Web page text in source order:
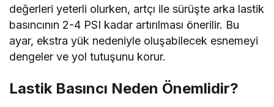
değerleri yeterli olurken, artçı ile sürüşte arka lastik
basıncının 2-4 PSI kadar artırılması önerilir. Bu
ayar, ekstra yük nedeniyle oluşabilecek esnemeyi
dengeler ve yol tutuşunu korur.
Lastik Basıncı Neden Önemlidir?